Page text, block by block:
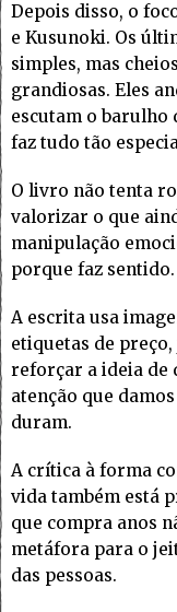
Depois disso, o
e Kusunoki. Os
simples, mas
grandiosas. Eles
escutam o barulho
faz tudo tão
O livro não tenta
valorizar o que
manipulação
porque faz sentido.
A escrita usa
etiquetas de
reforçar a ideia de
atenção que
duram.
A crítica à forma
vida também está
que compra anos
metáfora para o
das pessoas.